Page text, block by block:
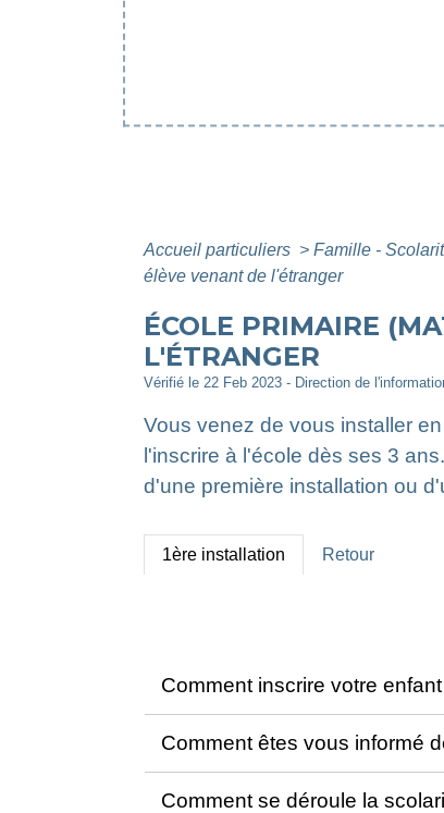
Accueil particuliers > Famille -
élève venant de l'étranger
ÉCOLE PRIMAIRE
L'ÉTRANGER
Vérifié le 22 Feb 2023 - Direction de
Vous venez de vous installer
l'inscrire à l'école dès ses 3
d'une première installation ou
1ère installation Retour
Comment inscrire votre
Comment êtes vous informé
Comment se déroule la